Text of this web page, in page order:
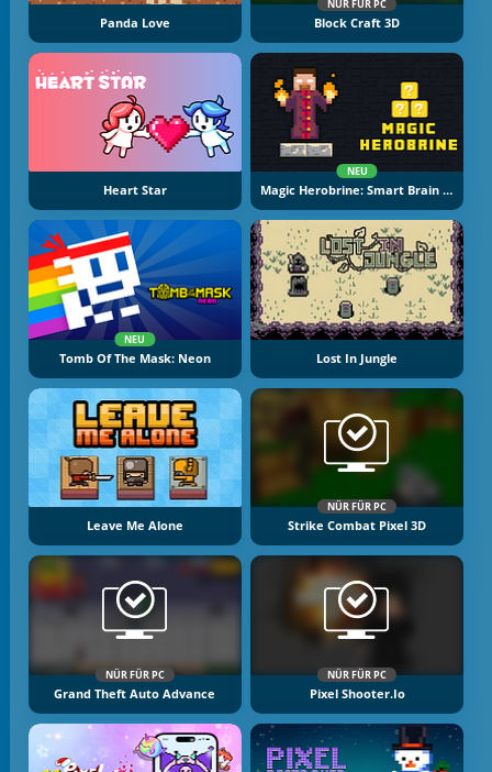
Panda Love
NÜR FÜR PC
Block Craft 3D
Heart Star
NEU
Magic Herobrine: Smart Brain And Puzzle Quest
NEU
Tomb Of The Mask: Neon Lost In Jungle
Leave Me Alone
NÜR FÜR PC
Strike Combat Pixel 3D
NÜR FÜR PC
Grand Theft Auto Advance
NÜR FÜR PC
Pixel Shooter.io